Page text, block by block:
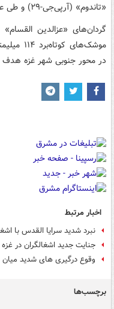
«تاندوم» (آرپی‌جی-۲۹) و طی عملیات «شهادت‌طلبانه» منهدم کنند.
گردان‌های «عزالدین
در محور جنوبی شهر غزه هدف
اخبار مرتبط
نبرد شدید سرایا القدس با
جنایت جدید اشغالگران در غزه
وقوع درگیری های شدید
برچسب‌ها